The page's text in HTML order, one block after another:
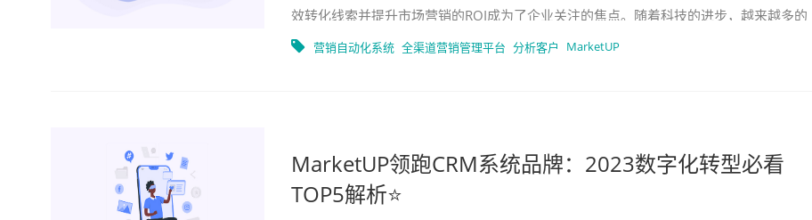
效转化线索并提升市场营销的ROI成为了企业关注的焦点。随着科技的进步，越来越多的
企业开始重视线索转化，这不仅是销售的开始，
营销自动化系统 全渠道营销管理平台 分析客户 MarketUP
MarketUP领跑CRM系统品牌：2023数字化转型必看
TOP5解析⭐